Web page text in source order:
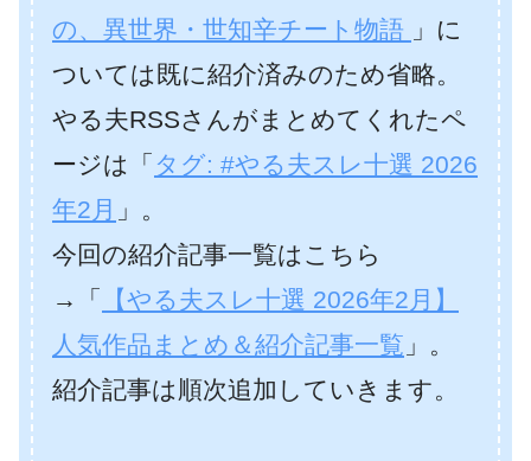
の、異世界・世知辛チート物語
」に
ついては既に紹介済みのため省略。
やる夫RSSさんがまとめてくれたペ
ージは「 タグ: #やる夫スレ十選 2026
年2月 」。
今回の紹介記事一覧はこちら
→「
【やる夫スレ十選 2026年2月】
人気作品まとめ＆紹介記事一覧 」。
紹介記事は順次追加していきます。